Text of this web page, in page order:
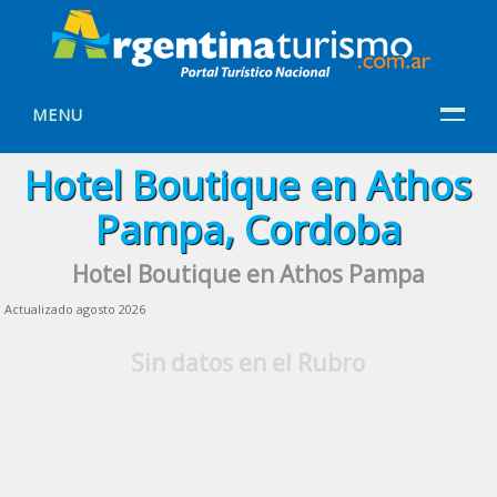
MENU
Hotel Boutique en Athos
Pampa, Cordoba
Hotel Boutique en Athos Pampa
Actualizado agosto 2026
Sin datos en el Rubro